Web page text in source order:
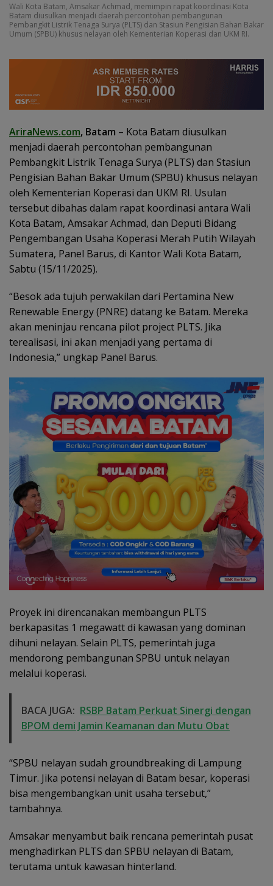
Wali Kota Batam, Amsakar Achmad, memimpin rapat koordinasi Kota
Batam diusulkan menjadi daerah percontohan pembangunan
Pembangkit Listrik Tenaga Surya (PLTS) dan Stasiun Pengisian Bahan Bakar
Umum (SPBU) khusus nelayan oleh Kementerian Koperasi dan UKM RI.
AriraNews.com, Batam – Kota Batam diusulkan
menjadi daerah percontohan pembangunan
Pembangkit Listrik Tenaga Surya (PLTS) dan Stasiun
Pengisian Bahan Bakar Umum (SPBU) khusus nelayan
oleh Kementerian Koperasi dan UKM RI. Usulan
tersebut dibahas dalam rapat koordinasi antara Wali
Kota Batam, Amsakar Achmad, dan Deputi Bidang
Pengembangan Usaha Koperasi Merah Putih Wilayah
Sumatera, Panel Barus, di Kantor Wali Kota Batam,
Sabtu (15/11/2025).
“Besok ada tujuh perwakilan dari Pertamina New
Renewable Energy (PNRE) datang ke Batam. Mereka
akan meninjau rencana pilot project PLTS. Jika
terealisasi, ini akan menjadi yang pertama di
Indonesia,” ungkap Panel Barus.
Proyek ini direncanakan membangun PLTS
berkapasitas 1 megawatt di kawasan yang dominan
dihuni nelayan. Selain PLTS, pemerintah juga
mendorong pembangunan SPBU untuk nelayan
melalui koperasi.
BACA JUGA: RSBP Batam Perkuat Sinergi dengan
BPOM demi Jamin Keamanan dan Mutu Obat
“SPBU nelayan sudah groundbreaking di Lampung
Timur. Jika potensi nelayan di Batam besar, koperasi
bisa mengembangkan unit usaha tersebut,”
tambahnya.
Amsakar menyambut baik rencana pemerintah pusat
menghadirkan PLTS dan SPBU nelayan di Batam,
terutama untuk kawasan hinterland.